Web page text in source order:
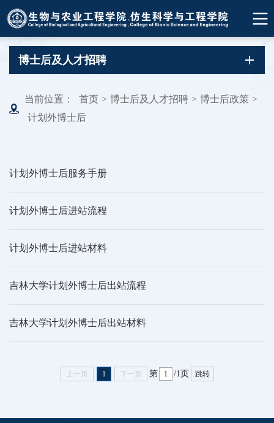
博士后及人才招聘
当前位置： 首页 > 博士后及人才招聘 > 博士后政策 >
计划外博士后
计划外博士后服务手册
计划外博士后进站流程
计划外博士后进站材料
吉林大学计划外博士后出站流程
吉林大学计划外博士后出站材料
上一页 1 下一页 第 /1页 跳转